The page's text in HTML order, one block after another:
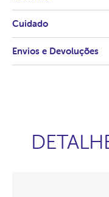
Cuidado
Envios e Devoluções